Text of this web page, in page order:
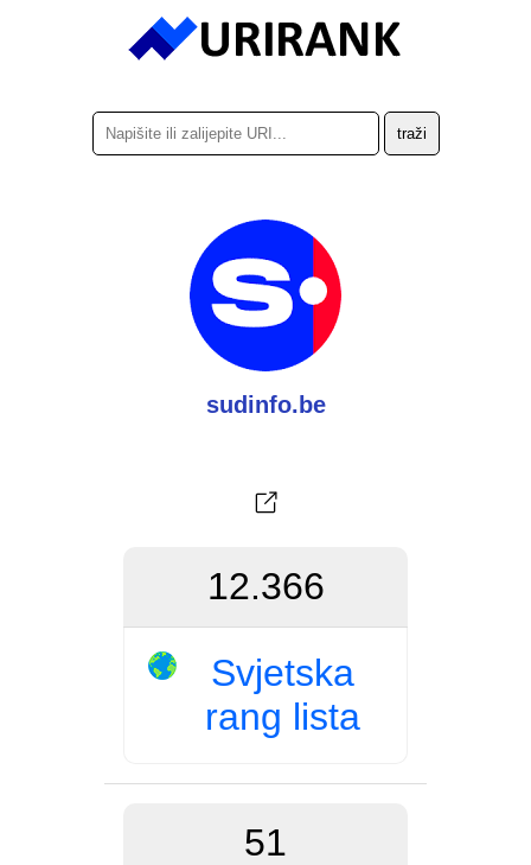
sudinfo.be
12.366
Svjetska
rang lista
51